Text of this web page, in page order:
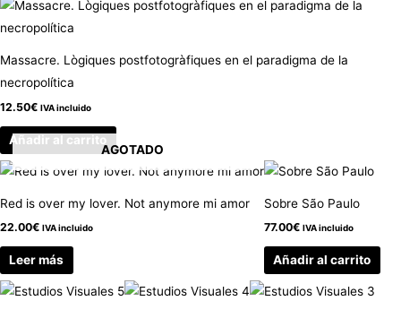
Massacre. Lògiques postfotogràfiques en el paradigma de la
necropolítica
12.50€ IVA incluido
Añadir al carrito
AGOTADO
Red is over my lover. Not anymore mi amor
22.00€ IVA incluido
Leer más
Sobre São Paulo
77.00€ IVA incluido
Añadir al carrito